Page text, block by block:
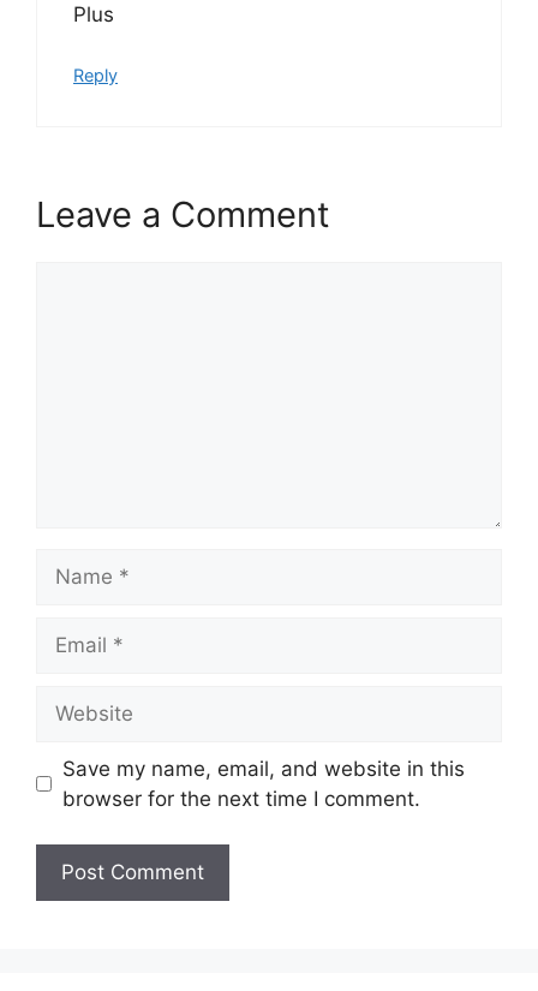
Plus
Reply
Leave a Comment
Save my name, email, and website in this
browser for the next time I comment.